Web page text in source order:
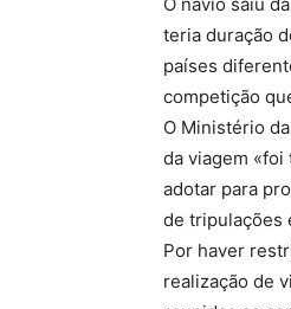
teria duração
países
competição
O Ministério
da viagem «foi
adotar para
de tripulações
Por haver
realização de